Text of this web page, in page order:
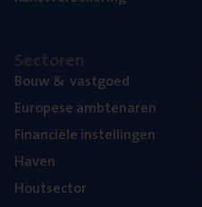
Bouw& vastgoed
Euro­pe­se ambtenaren
Finan­ci­ë­le instellingen
Haven
Hout­sec­tor